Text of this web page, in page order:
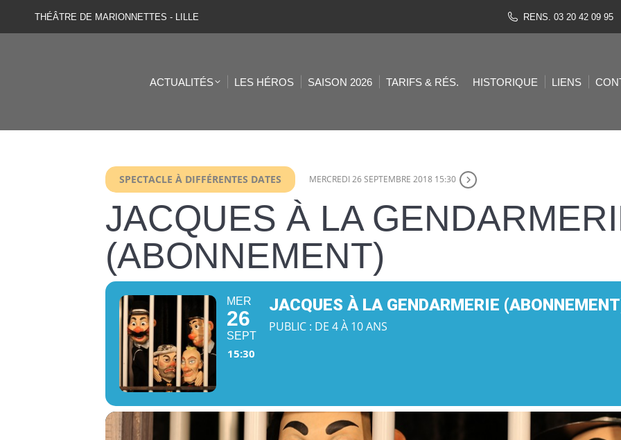
THÉÂTRE DE MARIONNETTES - LILLE RENS. 03 20 42 09 95
ACTUALITÉS LES HÉROS SAISON 2026 TARIFS & RÉS. HISTORIQUE LIENS
SPECTACLE À DIFFÉRENTES DATES MERCREDI 26 SEPTEMBRE 2018 15:30
JACQUES À LA
(ABONNEMENT)
MER
26
SEPT
15:30
JACQUES À LA GENDARMERIE
PUBLIC : DE 4 À 10 ANS